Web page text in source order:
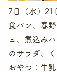
7日（水）21
食パン、春
ュ、煮込み
のサラダ、
おやつ：牛